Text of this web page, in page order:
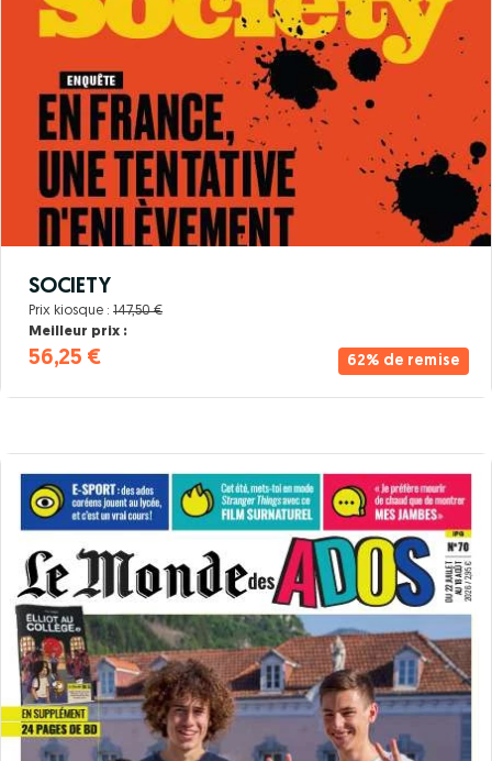
62% de remise
SOCIETY
Prix kiosque : 147,50 €
Meilleur prix :
56,25 €